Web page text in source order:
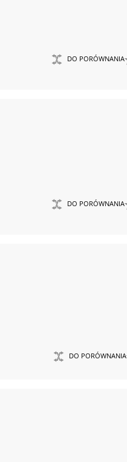
DO PORÓWNANIA
DO PORÓWNANIA
DO PORÓWNANIA